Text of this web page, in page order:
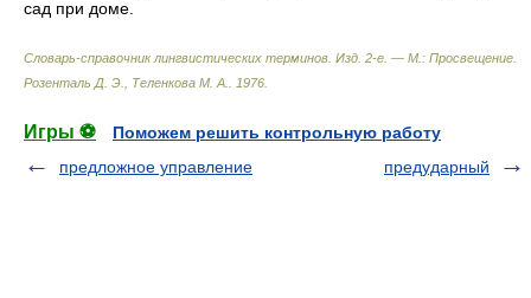
сад при доме.
Словарь-справочник лингвистических терминов. Изд. 2-е. — М.: Просвещение
Розенталь Д. Э., Теленкова М. А.
1976
Игры ⚽
Поможем решить контрольную работу
предложное управление
предударный